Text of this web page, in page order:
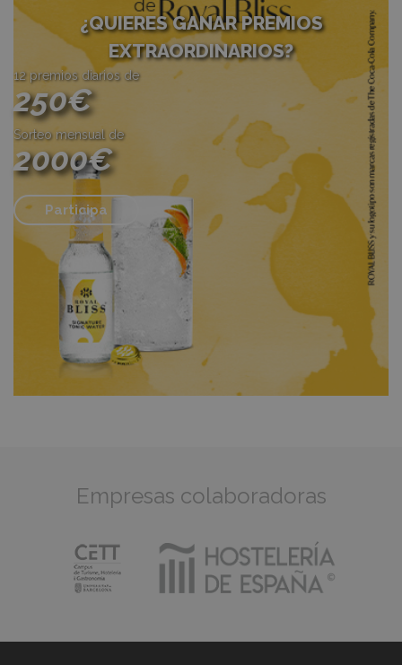
¿QUIERES GANAR PREMIOS
EXTRAORDINARIOS?
12 premios diarios de
250€
Sorteo mensual de
2000€
Participa
Empresas colaboradoras